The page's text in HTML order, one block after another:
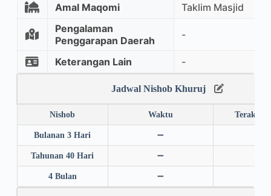
Amal Maqomi
Taklim Masjid
Pengalaman
Penggarapan Daerah
-
Keterangan Lain -
Jadwal Nishob Khuruj
Nishob Waktu Terakhir
Bulanan 3 Hari ➖
Tahunan 40 Hari ➖
4 Bulan ➖